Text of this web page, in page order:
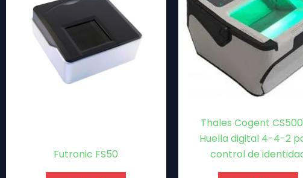
Futronic FS50
Thales Cogent
Huella digital 4-4-2
control de